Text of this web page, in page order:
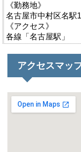
《勤務地》
名古屋市中村区名
《アクセス》
各線「名古屋駅」
アクセスマッ